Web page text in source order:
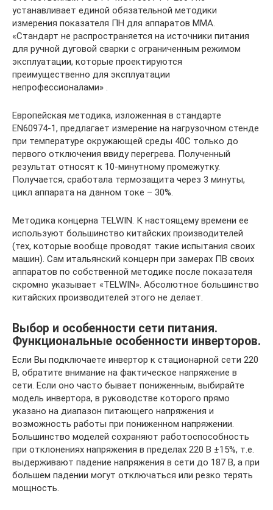
устанавливает единой обязательной методики
измерения показателя ПН для аппаратов ММА.
«Стандарт не распространяется на источники питания
для ручной дуговой сварки с ограниченным режимом
эксплуатации, которые проектируются
преимущественно для эксплуатации
непрофессионалами» .
Европейская методика, изложенная в стандарте
EN60974-1, предлагает измерение на нагрузочном стенде
при температуре окружающей среды 40С только до
первого отключения ввиду перегрева. Полученный
результат относят к 10-минутному промежутку.
Получается, сработала термозащита через 3 минуты,
цикл аппарата на данном токе – 30%.
Методика концерна TELWIN. К настоящему времени ее
используют большинство китайских производителей
(тех, которые вообще проводят такие испытания своих
машин). Сам итальянский концерн при замерах ПВ своих
аппаратов по собственной методике после показателя
скромно указывает «TELWIN». Абсолютное большинство
китайских производителей этого не делает.
Выбор и особенности сети питания.
Функциональные особенности инверторов.
Если Вы подключаете инвертор к стационарной сети 220
В, обратите внимание на фактическое напряжение в
сети. Если оно часто бывает пониженным, выбирайте
модель инвертора, в руководстве которого прямо
указано на диапазон питающего напряжения и
возможность работы при пониженном напряжении.
Большинство моделей сохраняют работоспособность
при отклонениях напряжения в пределах 220 В ±15%, т.е.
выдерживают падение напряжения в сети до 187 В, а при
большем падении могут отключаться или резко терять
мощность.